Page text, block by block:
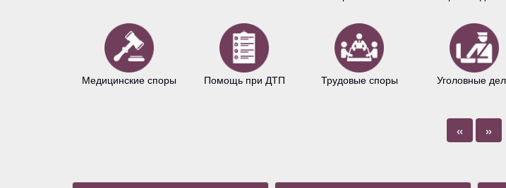
Медицинские споры Помощь при ДТП Трудовые споры Уголовные
« »